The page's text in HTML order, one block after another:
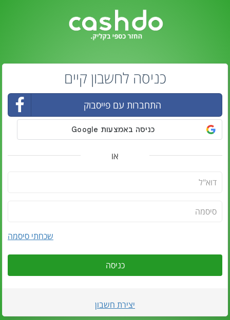
כניסה לחשבון קיים
התחברות עם פייסבוק
או
שכחתי סיסמה
כניסה
יצירת חשבון